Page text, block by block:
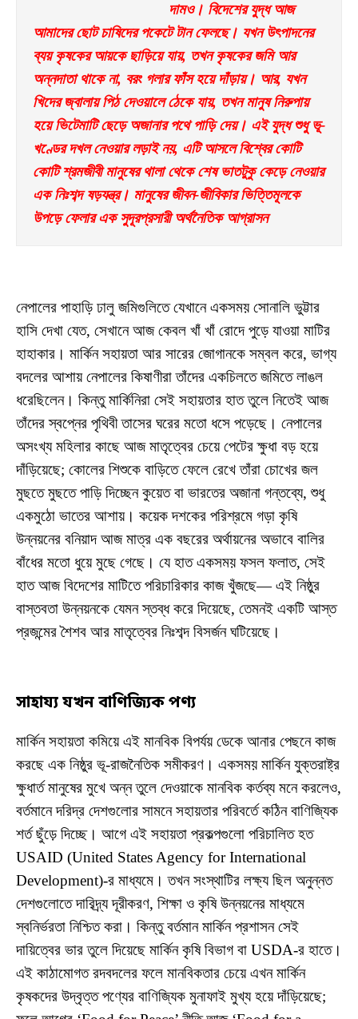
দামও। বিদেশের যুদ্ধ আজ
আমাদের ছোট চাষিদের পকেটে টান ফেলছে। যখন উৎপাদনের
ব্যয় কৃষকের আয়কে ছাড়িয়ে যায়, তখন কৃষকের জমি আর
অন্নদাতা থাকে না, বরং গলার ফাঁস হয়ে দাঁড়ায়। আর, যখন
খিদের জ্বালায় পিঠ দেওয়ালে ঠেকে যায়, তখন মানুষ নিরুপায়
হয়ে ভিটেমাটি ছেড়ে অজানার পথে পাড়ি দেয়। এই যুদ্ধ শুধু ভূ-
খণ্ডের দখল নেওয়ার লড়াই নয়, এটি আসলে বিশ্বের কোটি
কোটি শ্রমজীবী মানুষের থালা থেকে শেষ ভাতটুকু কেড়ে নেওয়ার
এক নিঃশব্দ ষড়যন্ত্র। মানুষের জীবন-জীবিকার ভিত্তিমূলকে
উপড়ে ফেলার এক সুদূরপ্রসারী অর্থনৈতিক আগ্রাসন
নেপালের পাহাড়ি ঢালু জমিগুলিতে যেখানে একসময় সোনালি ভুট্টার
হাসি দেখা যেত, সেখানে আজ কেবল খাঁ খাঁ রোদে পুড়ে যাওয়া মাটির
হাহাকার। মার্কিন সহায়তা আর সারের জোগানকে সম্বল করে, ভাগ্য
বদলের আশায় নেপালের কিষাণীরা তাঁদের একচিলতে জমিতে লাঙল
ধরেছিলেন। কিন্তু মার্কিনিরা সেই সহায়তার হাত তুলে নিতেই আজ
তাঁদের স্বপ্নের পৃথিবী তাসের ঘরের মতো ধসে পড়েছে। নেপালের
অসংখ্য মহিলার কাছে আজ মাতৃত্বের চেয়ে পেটের ক্ষুধা বড় হয়ে
দাঁড়িয়েছে; কোলের শিশুকে বাড়িতে ফেলে রেখে তাঁরা চোখের জল
মুছতে মুছতে পাড়ি দিচ্ছেন কুয়েত বা ভারতের অজানা গন্তব্যে, শুধু
একমুঠো ভাতের আশায়। কয়েক দশকের পরিশ্রমে গড়া কৃষি
উন্নয়নের বনিয়াদ আজ মাত্র এক বছরের অর্থায়নের অভাবে বালির
বাঁধের মতো ধুয়ে মুছে গেছে। যে হাত একসময় ফসল ফলাত, সেই
হাত আজ বিদেশের মাটিতে পরিচারিকার কাজ খুঁজছে— এই নিষ্ঠুর
বাস্তবতা উন্নয়নকে যেমন স্তব্ধ করে দিয়েছে, তেমনই একটি আস্ত
প্রজন্মের শৈশব আর মাতৃত্বের নিঃশব্দ বিসর্জন ঘটিয়েছে।
সাহায্য যখন বাণিজ্যিক পণ্য
মার্কিন সহায়তা কমিয়ে এই মানবিক বিপর্যয় ডেকে আনার পেছনে কাজ
করছে এক নিষ্ঠুর ভূ-রাজনৈতিক সমীকরণ। একসময় মার্কিন যুক্তরাষ্ট্র
ক্ষুধার্ত মানুষের মুখে অন্ন তুলে দেওয়াকে মানবিক কর্তব্য মনে করলেও,
বর্তমানে দরিদ্র দেশগুলোর সামনে সহায়তার পরিবর্তে কঠিন বাণিজ্যিক
শর্ত ছুঁড়ে দিচ্ছে। আগে এই সহায়তা প্রকল্পগুলো পরিচালিত হত
USAID (United States Agency for International
Development)-র মাধ্যমে। তখন সংস্থাটির লক্ষ্য ছিল অনুন্নত
দেশগুলোতে দারিদ্র্য দূরীকরণ, শিক্ষা ও কৃষি উন্নয়নের মাধ্যমে
স্বনির্ভরতা নিশ্চিত করা। কিন্তু বর্তমান মার্কিন প্রশাসন সেই
দায়িত্বের ভার তুলে দিয়েছে মার্কিন কৃষি বিভাগ বা USDA-র হাতে।
এই কাঠামোগত রদবদলের ফলে মানবিকতার চেয়ে এখন মার্কিন
কৃষকদের উদ্বৃত্ত পণ্যের বাণিজ্যিক মুনাফাই মুখ্য হয়ে দাঁড়িয়েছে;